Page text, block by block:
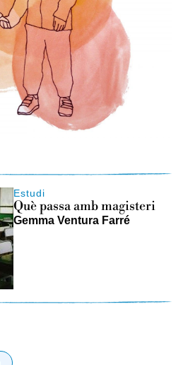
Estudi
Què passa amb magisteri
Gemma Ventura Farré